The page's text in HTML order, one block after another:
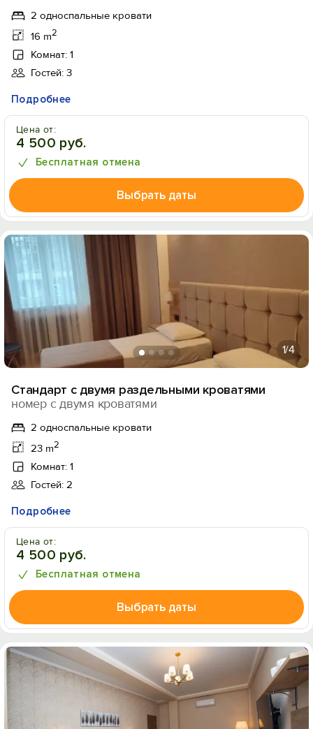
2 односпальные кровати
16 m2
Комнат: 1
Гостей: 3
Подробнее
Цена от:
4 500 руб.
Бесплатная отмена
Выбрать даты
1/4
Стандарт с двумя раздельными кроватями
номер с двумя кроватями
2 односпальные кровати
23 m2
Комнат: 1
Гостей: 2
Подробнее
Цена от:
4 500 руб.
Бесплатная отмена
Выбрать даты